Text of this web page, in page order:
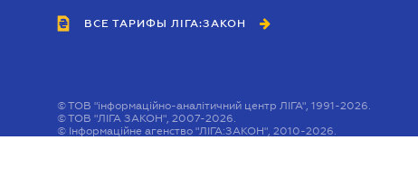
ВЕСТНИК МСФО
ВСЕ ТАРИФЫ ЛІГА:ЗАКОН
©ТОВ "інформаційно-аналітичний центр ЛІГА", 1991-2026.
©ТОВ "ЛІГА ЗАКОН", 2007-2026.
© Інформаційне агенство "ЛІГА:ЗАКОН", 2010-2026.